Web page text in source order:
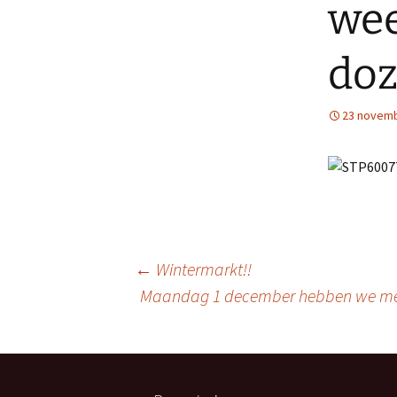
23
Berichtnavigatie
← Wintermarkt!!
Maandag 1 december hebben we